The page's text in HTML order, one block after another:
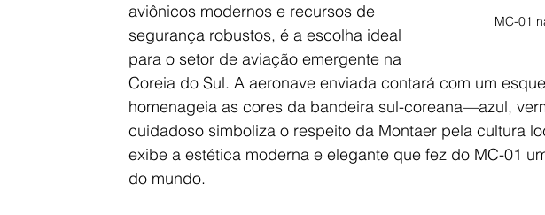
MC-01
aviônicos modernos e recursos de
segurança robustos, é a escolha ideal
para o setor de aviação emergente na
Coreia do Sul. A aeronave enviada contará com um
homenageia as cores da bandeira sul-coreana—azul,
cuidadoso simboliza o respeito da Montaer pela cultura
exibe a estética moderna e elegante que fez do MC-01
do mundo.